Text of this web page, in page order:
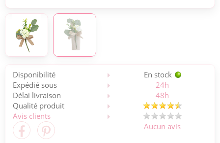
Disponibilité
En stock
Expédié sous
24h
Délai livraison
48h
Qualité produit
Avis clients
Aucun avis